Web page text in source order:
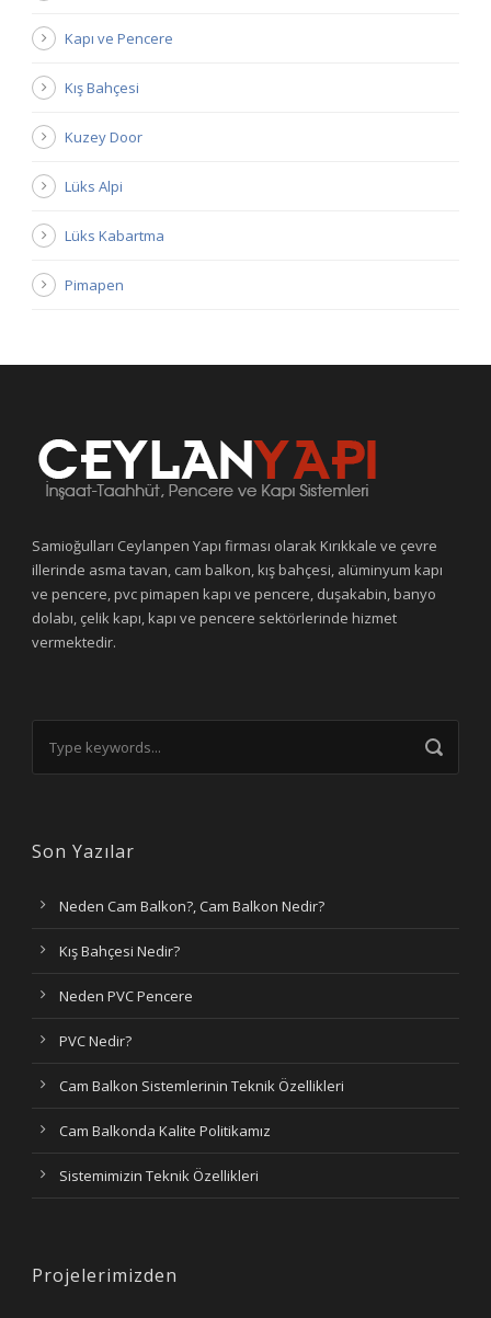
Kapı ve Pencere
Kış Bahçesi
Kuzey Door
Lüks Alpi
Lüks Kabartma
Pimapen
Samioğulları Ceylanpen Yapı firması olarak Kırıkkale ve çevre
illerinde asma tavan, cam balkon, kış bahçesi, alüminyum kapı
ve pencere, pvc pimapen kapı ve pencere, duşakabin, banyo
dolabı, çelik kapı, kapı ve pencere sektörlerinde hizmet
vermektedir.
Son Yazılar
Neden Cam Balkon?, Cam Balkon Nedir?
Kış Bahçesi Nedir?
Neden PVC Pencere
PVC Nedir?
Cam Balkon Sistemlerinin Teknik Özellikleri
Cam Balkonda Kalite Politikamız
Sistemimizin Teknik Özellikleri
Projelerimizden